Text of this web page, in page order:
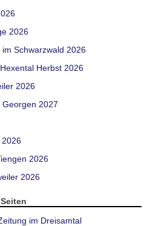
2026
Schwarzwald 2026
Herbst 2026
2026
2027
2026
2026
2026
im Dreisamtal